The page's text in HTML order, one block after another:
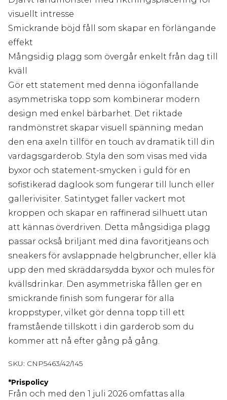
visuellt intresse
Smickrande böjd fåll som skapar en förlängande
effekt
Mångsidig plagg som övergår enkelt från dag till
kväll
Gör ett statement med denna iögonfallande
asymmetriska topp som kombinerar modern
design med enkel bärbarhet. Det riktade
randmönstret skapar visuell spänning medan
den ena axeln tillför en touch av dramatik till din
vardagsgarderob. Styla den som visas med vida
byxor och statement-smycken i guld för en
sofistikerad daglook som fungerar till lunch eller
gallerivisiter. Satintyget faller vackert mot
kroppen och skapar en raffinerad silhuett utan
att kännas överdriven. Detta mångsidiga plagg
passar också briljant med dina favoritjeans och
sneakers för avslappnade helgbruncher, eller klä
upp den med skräddarsydda byxor och mules för
kvällsdrinkar. Den asymmetriska fållen ger en
smickrande finish som fungerar för alla
kroppstyper, vilket gör denna topp till ett
framstående tillskott i din garderob som du
kommer att nå efter gång på gång.
SKU: CNP5463/42/145
*Prispolicy
Från och med den 1 juli 2026 omfattas alla